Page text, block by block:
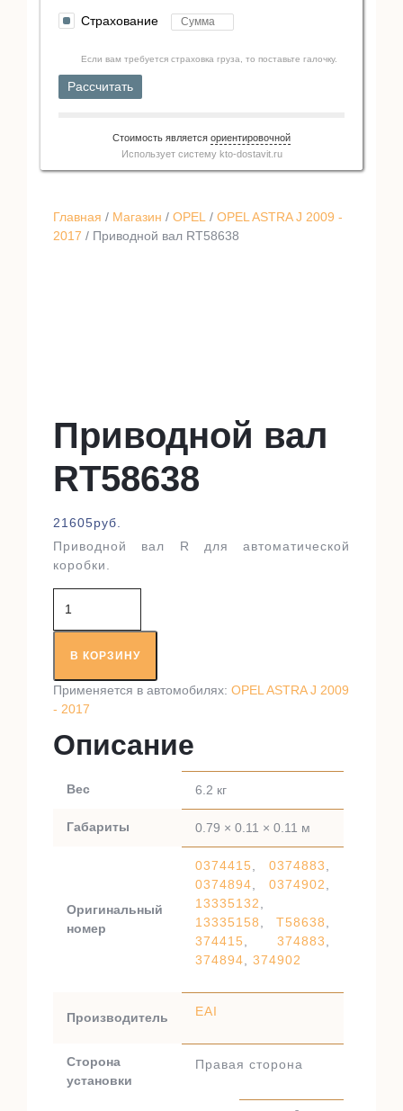
Главная / Магазин / OPEL / OPEL ASTRA J 2009 -
2017 / Приводной вал RT58638
Приводной вал
RT58638
21605руб.
Приводной вал R для автоматической
коробки.
товара
Приводной
валВ КОРЗИНУ
Применяется в автомобилях: OPEL ASTRA J 2009
- 2017
Описание
Вес 6.2 кг
Габариты 0.79 × 0.11 × 0.11 м
Оригинальный
номер
0374415 0374883
0374894
0374902
13335132
13335158
T58638
374415
374883
374894
374902
Производитель EAI
Сторона
установки
Правая сторона
Страхование
Если вам требуется страховка груза, то поставьте галочку.
Рассчитать
Стоимость является ориентировочной
Использует систему kto-dostavit.ru